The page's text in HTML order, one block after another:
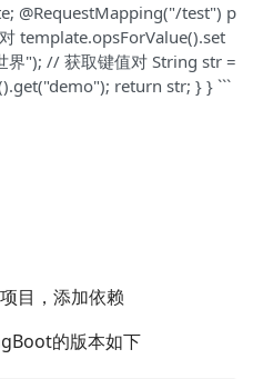
@RequestMapping("/test") p
template.opsForValue().set
"); // 获取键值对 String str =
return str; } } ```
目，添加依赖
的版本如下